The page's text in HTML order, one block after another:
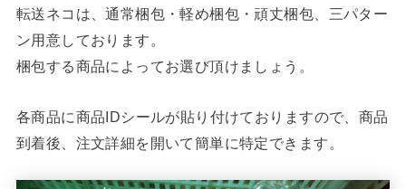
転送ネコは、通常梱包・軽め梱包・頑丈梱包、三パター
ン用意しております。
梱包する商品によってお選び頂けましょう。
各商品に商品IDシールが貼り付けておりますので、商品
到着後、注文詳細を開いて簡単に特定できます。